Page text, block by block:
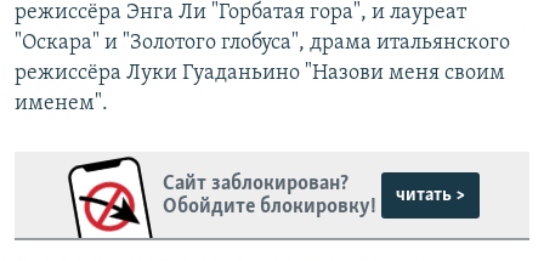
режиссёра Энга Ли "Горбатая гора", и лауреат
"Оскара" и "Золотого глобуса", драма итальянского
режиссёра Луки Гуаданьино "Назови меня своим
именем".
Сайт заблокирован?
Обойдите блокировку!
читать >